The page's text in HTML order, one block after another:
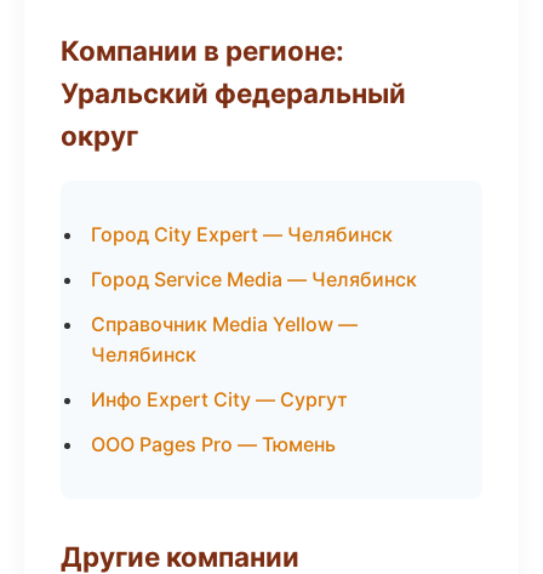
Компании в регионе:
Уральский федеральный
округ
Город City Expert — Челябинск
Город Service Media — Челябинск
Справочник Media Yellow —
Челябинск
Инфо Expert City — Сургут
ООО Pages Pro — Тюмень
Другие компании